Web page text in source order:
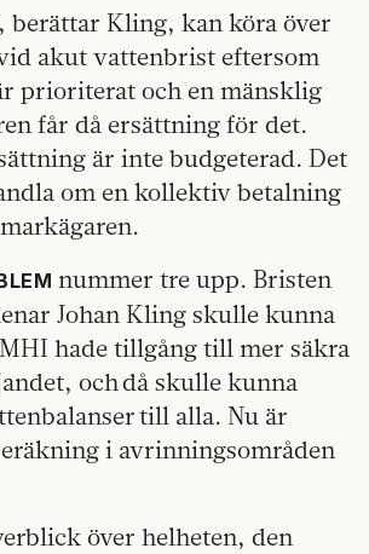
berättar Kling, kan köra över
akut vattenbrist eftersom
prioriterat och en mänsklig
får då ersättning för det.
är inte budgeterad. Det
om en kollektiv betalning
nummer tre upp. Bristen
Johan Kling skulle kunna
hade tillgång till mer säkra
och då skulle kunna
till alla. Nu är
i avrinningsområden
över helheten, den